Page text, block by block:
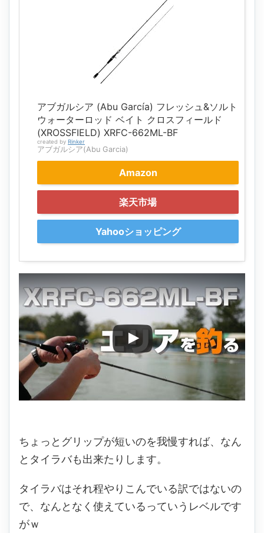
アブガルシア (Abu García) フレッシュ&ソルト
ウォーターロッド ベイト クロスフィールド
(XROSSFIELD) XRFC-662ML-BF
created by Rinker
アブガルシア(Abu Garcia)
Amazon
楽天市場
Yahooショッピング
ちょっとグリップが短いのを我慢すれば、なん
とタイラバも出来たりします。
タイラバはそれ程やりこんでいる訳ではないの
で、なんとなく使えているっていうレベルです
がｗ